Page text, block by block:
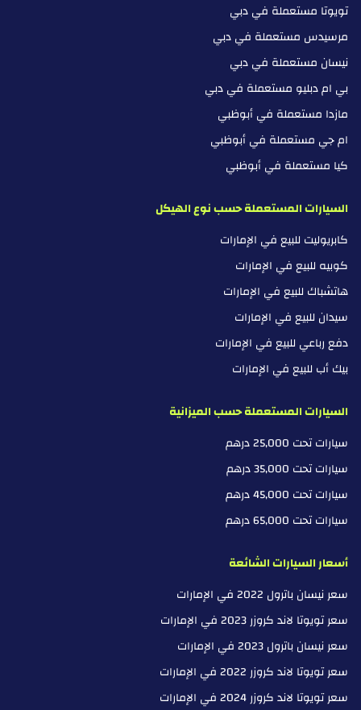
تويوتا مستعملة في دبي
مرسيدس مستعملة في دبي
نيسان مستعملة في دبي
بي ام دبليو مستعملة في دبي
مازدا مستعملة في أبوظبي
ام جي مستعملة في أبوظبي
كيا مستعملة في أبوظبي
السيارات المستعملة حسب نوع الهيكل
كابريوليت للبيع في الإمارات
كوبيه للبيع في الإمارات
هاتشباك للبيع في الإمارات
سيدان للبيع في الإمارات
دفع رباعي للبيع في الإمارات
بيك أب للبيع في الإمارات
السيارات المستعملة حسب الميزانية
سيارات تحت 25,000 درهم
سيارات تحت 35,000 درهم
سيارات تحت 45,000 درهم
سيارات تحت 65,000 درهم
أسعار السيارات الشائعة
سعر نيسان باترول 2022 في الإمارات
سعر تويوتا لاند كروزر 2023 في الإمارات
سعر نيسان باترول 2023 في الإمارات
سعر تويوتا لاند كروزر 2022 في الإمارات
سعر تويوتا لاند كروزر 2024 في الإمارات